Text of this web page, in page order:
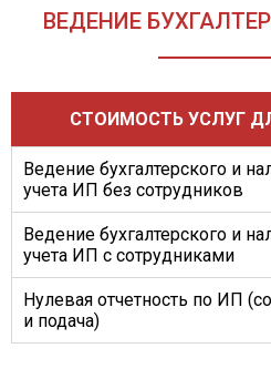
ВЕДЕНИЕ
СТОИМОСТЬ УСЛУГ
Ведение бухгалтерского и
учета ИП без сотрудников
Ведение бухгалтерского и
учета ИП с сотрудниками
Нулевая отчетность по ИП
и подача)